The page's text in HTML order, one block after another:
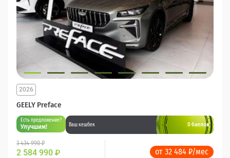
GEELY Preface
2026
Есть предложение?
Улучшим! Ваш кешбек 0 баллов
3 434 990 ₽
2 584 990 ₽ от 32 484 ₽/мес